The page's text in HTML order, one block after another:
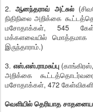
2.ஆனந்தராவ் அட்சுல்
நிதிநிலை அறிக்கை
மசோதாக்கள், 545
மக்களவையில் மொத்தமாக
இருந்தாராம்.)
3. எஸ்.எஸ்.ராமசுப்பு(காங்கிரஸ்,
அறிக்கை
மசோதாக்கள், 472
வெளியில் தெரியாத